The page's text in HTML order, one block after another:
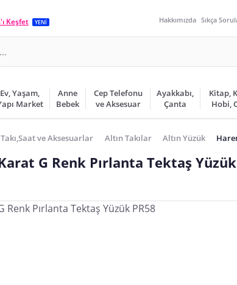
Keşfet YENİ Hakkımızda Sıkça
Ev, Yaşam,
Market
Anne
Bebek
Cep Telefonu
ve Aksesuar
Ayakkabı,
Çanta
Kitap,
Hobi,
Takı,Saat ve Aksesuarlar Altın Takılar Altın Yüzük
G Renk Pırlanta Tektaş